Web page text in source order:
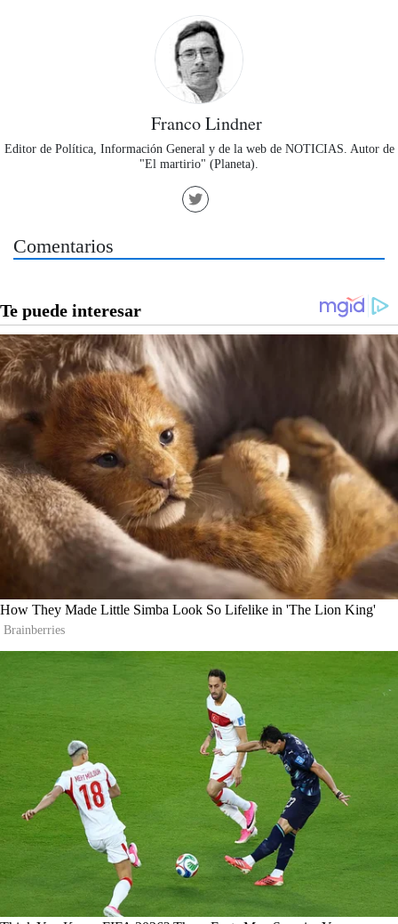
Franco Lindner
Editor de Política, Información General y de la web de NOTICIAS. Autor de
"El martirio" (Planeta).
Comentarios